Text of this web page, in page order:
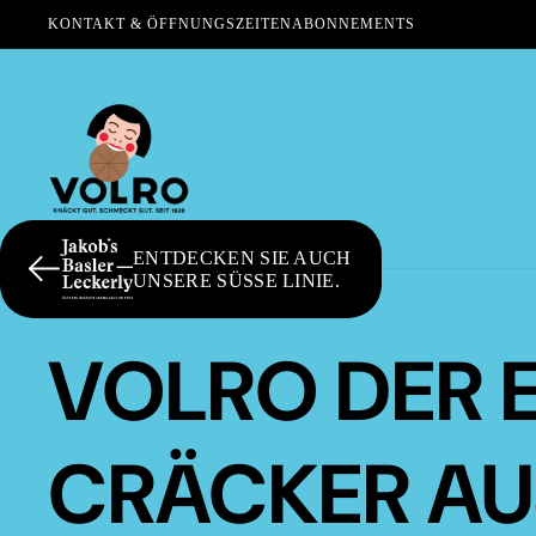
KONTAKT & ÖFFNUNGSZEITENABONNEMENTS
ENTDECKEN SIE AUCH
UNSERE SÜSSE LINIE.
VOLRO DER
CRÄCKER